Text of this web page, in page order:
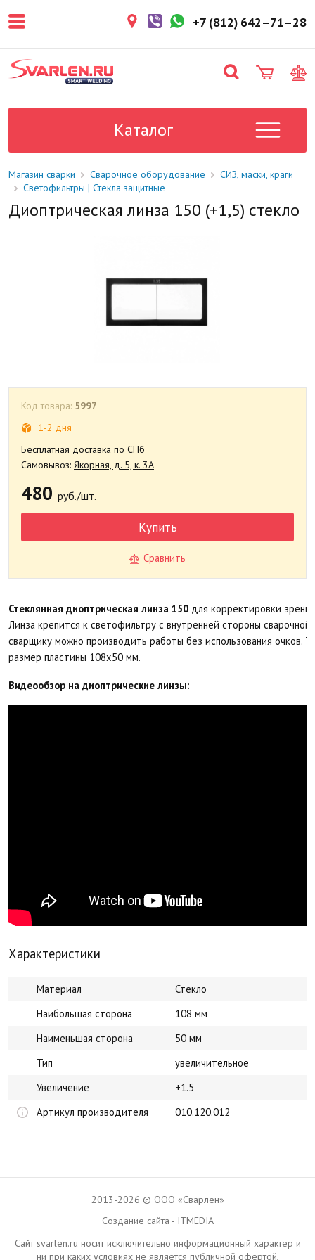
более 3 рабочих дней.
поставки в магазин: 1-2 рабочих
дня.
Данный товар отсутствует на
уточните у менеджера.
+7 (812) 642–71–28
Каталог
Магазин сварки Сварочное оборудование
СИЗ, маски, краги
Светофильтры | Стекла защитные
Диоптрическая линза 150 (+1,5) стекло
Код товара: 5997
1-2 дня
Бесплатная доставка по СПб
Самовывоз: Якорная, д. 5, к. 3А
480 руб./шт.
Купить
Сравнить
Стеклянная диоптрическая линза 150 для корректировки
Линза крепится к светофильтру с внутренней стороны сварочной
сварщику можно производить работы без использования очков.
размер пластины 108х50 мм.
Видеообзор на диоптрические линзы:
Характеристики
Материал
Стекло
Наибольшая сторона
108 мм
Наименьшая сторона
50 мм
Тип
увеличительное
Увеличение
+1.5
Артикул производителя
010.120.012
2013-2026 © ООО «Сварлен»
Создание сайта - ITMEDIA
Сайт svarlen.ru носит исключительно информационный характер и
ни при каких условиях не является публичной офертой,